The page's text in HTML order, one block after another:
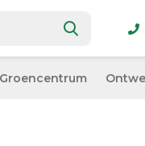
Groencentrum